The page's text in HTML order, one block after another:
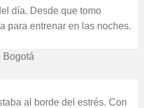
día. Desde que tomo
para entrenar en las noches.
Bogotá
al borde del estrés. Con